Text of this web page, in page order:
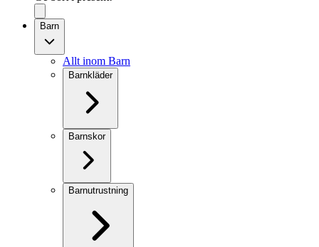
Barn
Allt inom Barn
Barnkläder
Barnskor
Barnutrustning